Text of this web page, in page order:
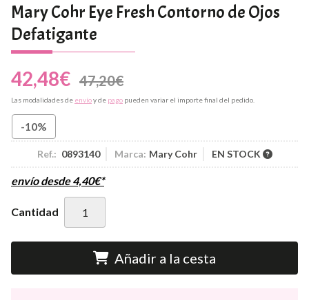
Mary Cohr Eye Fresh Contorno de Ojos
Defatigante
42,48€ 47,20€
Las modalidades de envíoy de pago pueden variar el importe final del pedido.
-10%
Ref.: 0893140 Marca: Mary Cohr EN STOCK
envío desde4,40€*
Cantidad
Añadir a la cesta